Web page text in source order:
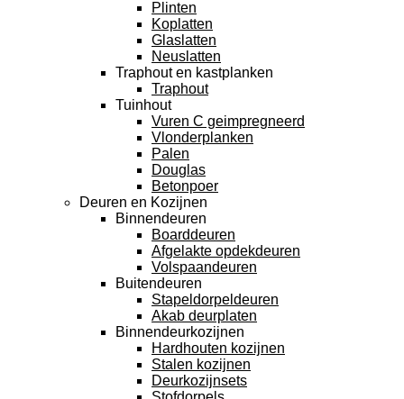
Plinten
Koplatten
Glaslatten
Neuslatten
Traphout en kastplanken
Traphout
Tuinhout
Vuren C geimpregneerd
Vlonderplanken
Palen
Douglas
Betonpoer
Deuren en Kozijnen
Binnendeuren
Boarddeuren
Afgelakte opdekdeuren
Volspaandeuren
Buitendeuren
Stapeldorpeldeuren
Akab deurplaten
Binnendeurkozijnen
Hardhouten kozijnen
Stalen kozijnen
Deurkozijnsets